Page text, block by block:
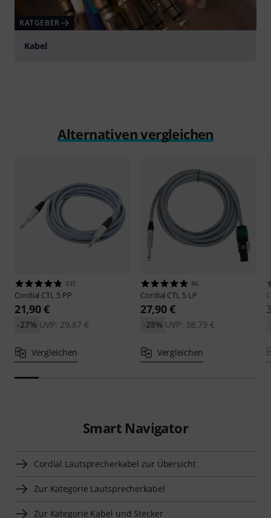
RATGEBER
Kabel
Alternativen vergleichen
331
Cordial CTL 5 PP
21,90 €
UVP: 29,87 €
-27%
Vergleichen
86
Cordial CTL 5 LP
27,90 €
UVP: 38,79 €
-28%
Vergleichen
Smart Navigator
Cordial Lautsprecherkabel zur Übersicht
Zur Kategorie Lautsprecherkabel
Zur Kategorie Kabel und Stecker